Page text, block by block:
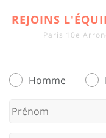
REJOINS
Paris 10e
Homme